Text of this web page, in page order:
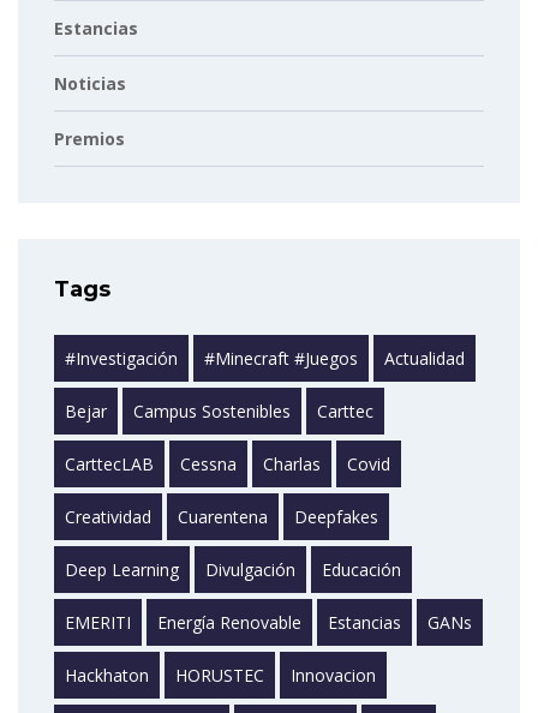
Estancias
Noticias
Premios
Tags
#investigación #minecraft #juegos Actualidad
Bejar Campus Sostenibles Carttec
CarttecLAB Cessna Charlas Covid
Creatividad Cuarentena Deepfakes
Deep Learning Divulgación Educación
EMERITI Energía Renovable Estancias GANs
Hackhaton HORUSTEC Innovacion